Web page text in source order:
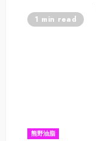
1 min read
熊野油脂